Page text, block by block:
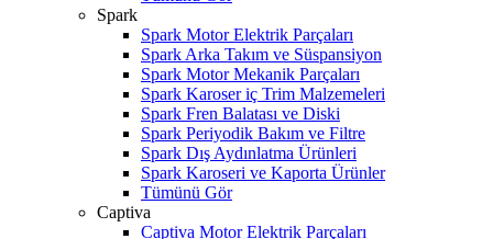
Spark
Spark Motor Elektrik Parçaları
Spark Arka Takım ve Süspansiyon
Spark Motor Mekanik Parçaları
Spark Karoser iç Trim Malzemeleri
Spark Fren Balatası ve Diski
Spark Periyodik Bakım ve Filtre
Spark Dış Aydınlatma Ürünleri
Spark Karoseri ve Kaporta Ürünler
Tümünü Gör
Captiva
Captiva Motor Elektrik Parçaları